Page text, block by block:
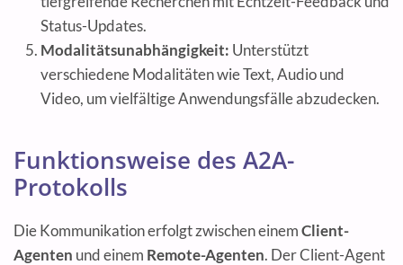
Status-Updates.
Modalitätsunabhängigkeit: Unterstützt
verschiedene Modalitäten wie Text, Audio und
Video, um vielfältige Anwendungsfälle abzudecken.
Funktionsweise des A2A-
Protokolls
Die Kommunikation erfolgt zwischen einemClient-
Agenten und einem Remote-Agenten. Der Client-Agent